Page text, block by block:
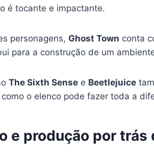
é tocante e impactante.
personagens, Ghost Town conta
para a construção de um
The Sixth Sense e Beetlejuice
o elenco pode fazer toda a
e produção por trás